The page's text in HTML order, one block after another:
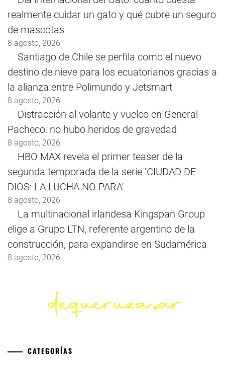
realmente cuidar un gato y qué cubre un seguro
de mascotas
8 agosto, 2026
Santiago de Chile se perfila como el nuevo
destino de nieve para los ecuatorianos gracias a
la alianza entre Polimundo y Jetsmart
8 agosto, 2026
Distracción al volante y vuelco en General
Pacheco: no hubo heridos de gravedad
8 agosto, 2026
HBO MAX revela el primer teaser de la
segunda temporada de la serie ‘CIUDAD DE
DIOS: LA LUCHA NO PARA’
8 agosto, 2026
La multinacional irlandesa Kingspan Group
elige a Grupo LTN, referente argentino de la
construcción, para expandirse en Sudamérica
8 agosto, 2026
CATEGORÍAS